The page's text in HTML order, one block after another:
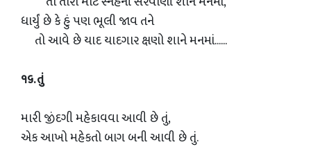
ધાર્યું છે કે હું પણ ભૂલી જાવ તને
તો આવે છે યાદ યાદગાર ક્ષણો શાને મનમાં......
૧૬. તું
મારી જીંદગી મહેકાવવા આવી છે તું,
એક આખો મહેકતો બાગ બની આવી છે તું.